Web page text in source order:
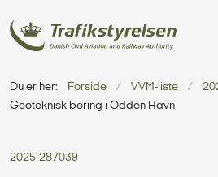
Du er her: Forside VVM-liste
Geoteknisk boring i Odden Havn
2025-287039